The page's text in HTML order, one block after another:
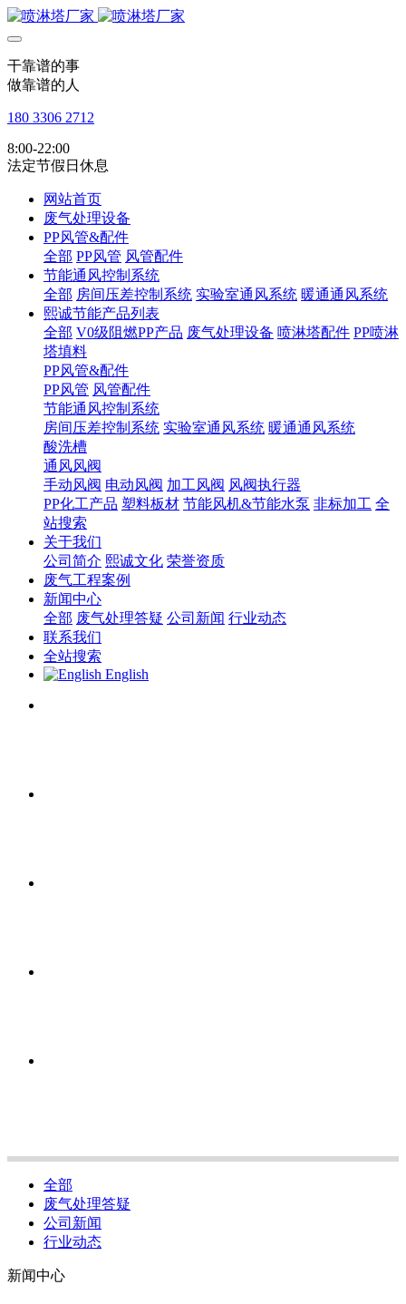
干靠谱的事
做靠谱的人
180 3306 2712
8:00-22:00
法定节假日休息
网站首页
废气处理设备
PP风管&配件
全部 PP风管 风管配件
节能通风控制系统
全部 房间压差控制系统 实验室通风系统 暖通通风系统
熙诚节能产品列表
全部 V0级阻燃PP产品 废气处理设备 喷淋塔配件 PP喷淋
塔填料
PP风管&配件
PP风管 风管配件
节能通风控制系统
房间压差控制系统 实验室通风系统 暖通通风系统
酸洗槽
通风风阀
手动风阀 电动风阀 加工风阀 风阀执行器
PP化工产品 塑料板材 节能风机&节能水泵 非标加工 全
站搜索
关于我们
公司简介 熙诚文化 荣誉资质
废气工程案例
新闻中心
全部 废气处理答疑 公司新闻 行业动态
联系我们
全站搜索
English
全部
废气处理答疑
公司新闻
行业动态
新闻中心